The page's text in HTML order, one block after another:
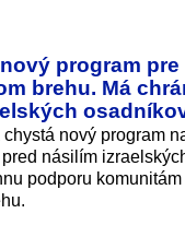
program
brehu. Má
nový program
násilím
podporu